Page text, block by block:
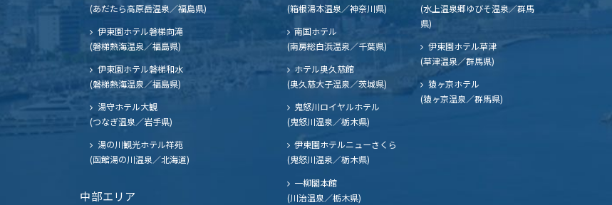
(あだたら高原岳温泉／福島県)
伊東園ホテル磐梯向滝
(磐梯熱海温泉／福島県)
伊東園ホテル磐梯和水
(磐梯熱海温泉／福島県)
湯守ホテル大観
(つなぎ温泉／岩手県)
湯の川観光ホテル祥苑
(函館湯の川温泉／北海道)
中部エリア
(箱根湯本温泉／神奈川県)
南国ホテル
(南房総白浜温泉／千葉県)
ホテル奥久慈館
(奥久慈大子温泉／茨城県)
鬼怒川ロイヤルホテル
(鬼怒川温泉／栃木県)
伊東園ホテルニューさくら
(鬼怒川温泉／栃木県)
一柳閣本館
(川治温泉／栃木県)
(水上温泉郷ゆびそ温泉／群馬
県)
伊東園ホテル草津
(草津温泉／群馬県)
猿ヶ京ホテル
(猿ヶ京温泉／群馬県)